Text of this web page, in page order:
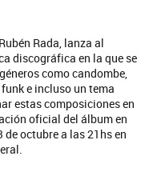
Rada, lanza al
discográfica en la que se
como candombe,
e incluso un tema
estas composiciones en
oficial del álbum en
de octubre a las 21hs en